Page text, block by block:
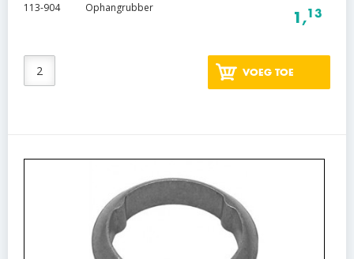
113-904 Ophangrubber
1,13
VOEG TOE